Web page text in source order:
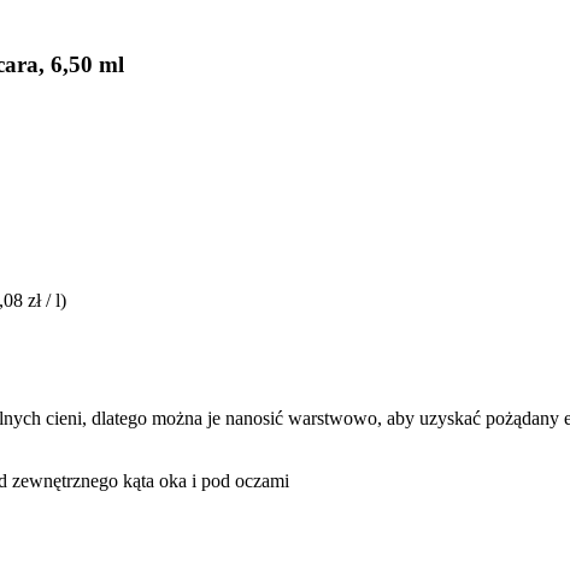
6,50 ml
zł / l)
cieni, dlatego można je nanosić warstwowo, aby uzyskać pożądany
zewnętrznego kąta oka i pod oczami